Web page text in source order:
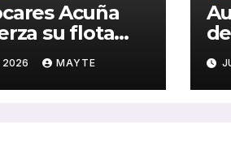
Acuña
su flota
nuevo
Mercedes-
de última
2026 MAYTE